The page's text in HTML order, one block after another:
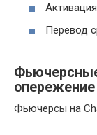
Перевод
опережение
Фьючерсы на